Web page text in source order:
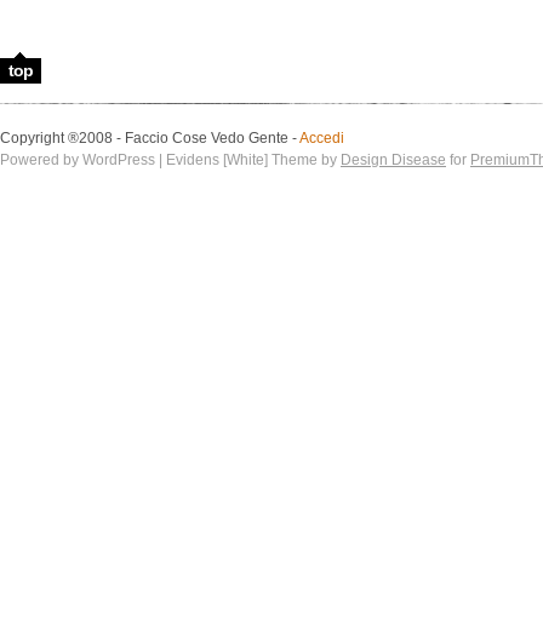
top
Copyright ®2008 - Faccio Cose Vedo Gente -Accedi
Powered by WordPress | Evidens [White] Theme by Design Disease for